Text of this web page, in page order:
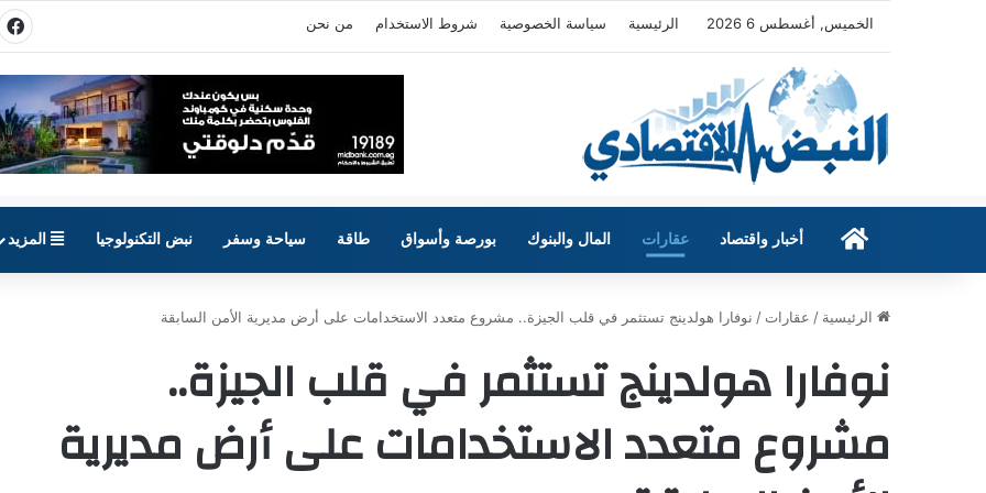
الخميس, أغسطس 6 2026 الرئيسية سياسة الخصوصية شروط الاستخدام من نحن
الرئيسيةأخبار واقتصاد عقارات المال والبنوك بورصة وأسواق طاقة سياحة وسفر نبض التكنولوجيا المزيد
الرئيسية / عقارات / نوفارا هولدينج تستثمر في قلب الجيزة.. مشروع متعدد الاستخدامات على أرض مديرية الأمن السابقة
نوفارا هولدينج تستثمر في قلب الجيزة..
مشروع متعدد الاستخدامات على أرض مديرية